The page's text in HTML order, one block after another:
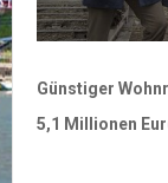
Günstiger
5,1 Millionen